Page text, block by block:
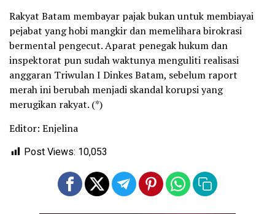
Rakyat Batam membayar pajak bukan untuk membiayai
pejabat yang hobi mangkir dan memelihara birokrasi
bermental pengecut. Aparat penegak hukum dan
inspektorat pun sudah waktunya menguliti realisasi
anggaran Triwulan I Dinkes Batam, sebelum raport
merah ini berubah menjadi skandal korupsi yang
merugikan rakyat. (*)
Editor: Enjelina
Post Views: 10,053